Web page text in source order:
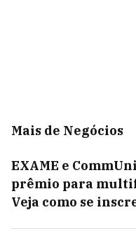
Mais de Negócios
EXAME e
prêmio para
Veja como se